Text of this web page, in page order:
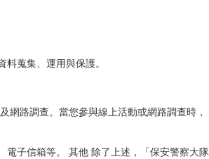
蒐集、運用與保護。
路調查。當您參與線上活動或網路調查時
子信箱等。 其他 除了上述，「保安警察大